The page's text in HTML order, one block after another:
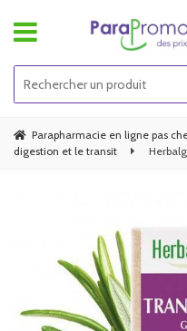
Parapharmacie en ligne pas
digestion et le transit